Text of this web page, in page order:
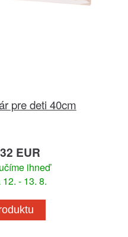
pre deti 40cm
EUR
ihneď
- 13. 8.